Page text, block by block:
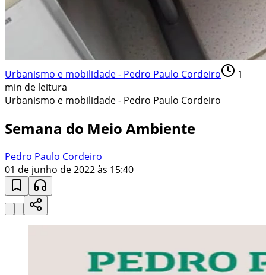
Urbanismo e mobilidade - Pedro Paulo Cordeiro
1
min de leitura
Urbanismo e mobilidade - Pedro Paulo Cordeiro
Semana do Meio Ambiente
Pedro Paulo Cordeiro
01 de junho de 2022 às 15:40